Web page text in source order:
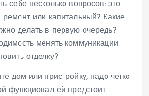
себе несколько вопросов: это
ремонт или капитальный? Какие
делать в первую очередь?
менять коммуникации
отделку?
дом или пристройку, надо четко
функционал ей предстоит